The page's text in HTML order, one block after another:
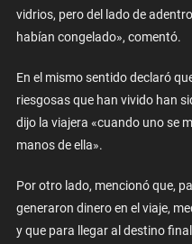
vidrios, pero del lado de
habían congelado», comentó.
En el mismo sentido declaró
riesgosas que han vivido han
dijo la viajera «cuando uno se
manos de ella».
Por otro lado, mencionó que,
generaron dinero en el viaje,
y que para llegar al destino